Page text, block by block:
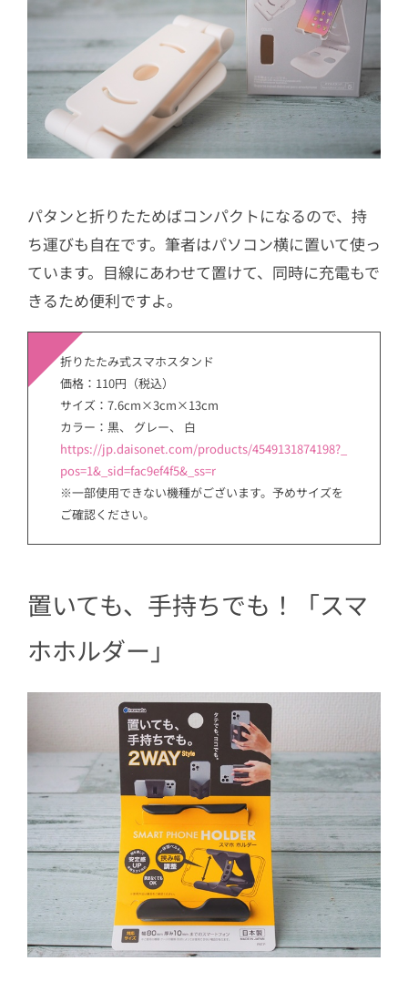
パタンと折りたためばコンパクトになるので、持
ち運びも自在です。筆者はパソコン横に置いて使っ
ています。目線にあわせて置けて、同時に充電もで
きるため便利ですよ。
折りたたみ式スマホスタンド
価格：110円（税込）
サイズ：7.6cm×3cm×13cm
カラー：黒、 グレー、 白
https://jp.daisonet.com/products/4549131874198?_
pos=1&_sid=fac9ef4f5&_ss=r
※一部使用できない機種がございます。予めサイズを
ご確認ください。
置いても、手持ちでも！「スマ
ホホルダー」